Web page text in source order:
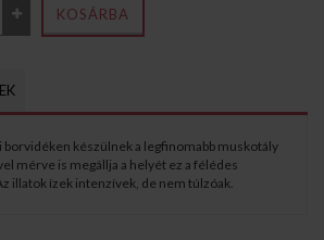
KOSÁRBA
borvidéken készülnek a legfinomabb muskotály
mérve is megállja a helyét ez a félédes
illatok ízek intenzívek, de nem túlzóak.